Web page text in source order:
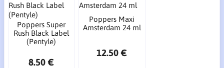
Poppers Super
Rush Black Label
(Pentyle)
8.50 €
Poppers Maxi
Amsterdam 24 ml
12.50 €